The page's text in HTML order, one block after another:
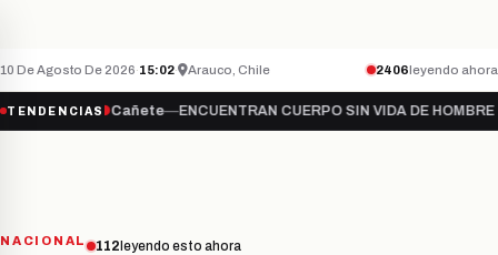
10 De Agosto De 2026·15:02· Arauco, Chile 2406leyendo ahora
TENDENCIAS
●Cañete—ENCUENTRAN CUERPO SIN VIDA DE HOMBRE
NACIONAL 112 leyendo esto ahora